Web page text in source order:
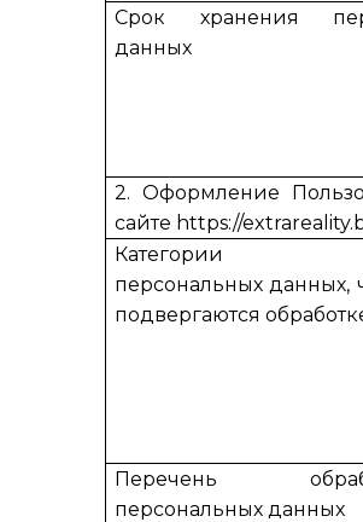
Срок хранения
данных
2.Оформление
сайте https://
Категории
персональных данных,
подвергаются
Перечень
персональных данных